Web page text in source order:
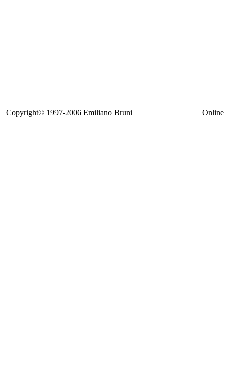
Copyright© 1997-2006 Emiliano Bruni Online